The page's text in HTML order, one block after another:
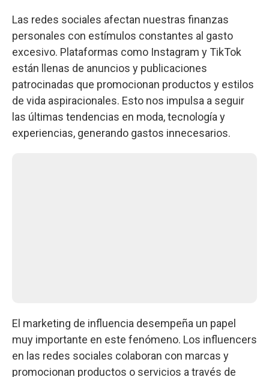
Las redes sociales afectan nuestras finanzas
personales con estímulos constantes al gasto
excesivo. Plataformas como Instagram y TikTok
están llenas de anuncios y publicaciones
patrocinadas que promocionan productos y estilos
de vida aspiracionales. Esto nos impulsa a seguir
las últimas tendencias en moda, tecnología y
experiencias, generando gastos innecesarios.
El marketing de influencia desempeña un papel
muy importante en este fenómeno. Los influencers
en las redes sociales colaboran con marcas y
promocionan productos o servicios a través de